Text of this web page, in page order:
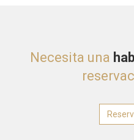
Necesita una